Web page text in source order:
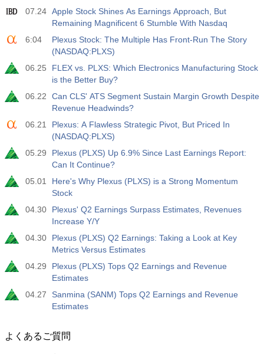
07.24 Apple Stock Shines As Earnings Approach, But
Remaining Magnificent 6 Stumble With Nasdaq
6:04
Plexus Stock: The Multiple Has Front-Run The Story
(NASDAQ:PLXS)
06.25
FLEX vs. PLXS: Which Electronics Manufacturing Stock
is the Better Buy?
06.22
Can CLS' ATS Segment Sustain Margin Growth Despite
Revenue Headwinds?
06.21
Plexus: A Flawless Strategic Pivot, But Priced In
(NASDAQ:PLXS)
05.29
Plexus (PLXS) Up 6.9% Since Last Earnings Report:
Can It Continue?
05.01
Here's Why Plexus (PLXS) is a Strong Momentum
Stock
04.30
Plexus' Q2 Earnings Surpass Estimates, Revenues
Increase Y/Y
04.30
Plexus (PLXS) Q2 Earnings: Taking a Look at Key
Metrics Versus Estimates
04.29
Plexus (PLXS) Tops Q2 Earnings and Revenue
Estimates
04.27
Sanmina (SANM) Tops Q2 Earnings and Revenue
Estimates
よくあるご質問